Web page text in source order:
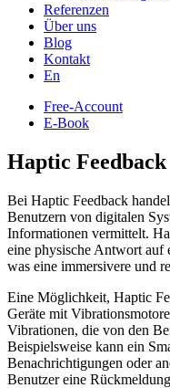
Referenzen
Über uns
Blog
Kontakt
En
Free-Account
E-Book
Haptic Feedback
Bei Haptic Feedback
Benutzern von digitalen
Informationen vermittelt.
eine physische Antwort auf
was eine immersivere und
Eine Möglichkeit, Haptic
Geräte mit
Vibrationen, die von den
Beispielsweise kann ein
Benachrichtigungen oder
Benutzer eine